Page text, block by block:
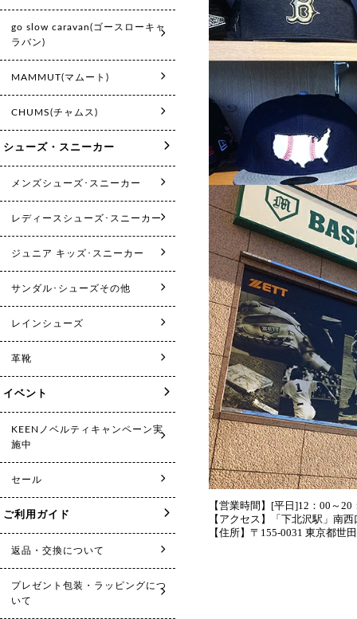
【営業時間】[平日]12：00～
【アクセス】「下北沢駅」南
【住所】〒155-0031 東京都世